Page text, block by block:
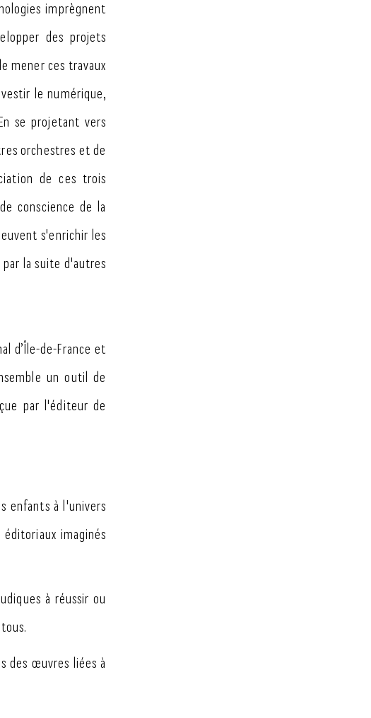
imprègnent
des projets
mener ces travaux
le numérique,
se projetant vers
orchestres et de
de ces trois
conscience de la
s'enrichir les
la suite d'autres
d’Île-de-France et
un outil de
par l'éditeur de
enfants à l'univers
imaginés
à réussir ou
des œuvres liées à